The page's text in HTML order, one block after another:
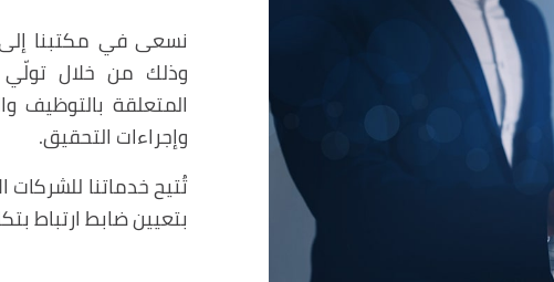
نسعى في مكتبنا إلى
وذلك من خلال تولّي
المتعلقة بالتوظيف
وإجراءات التحقيق.
تُتيح خدماتنا
بتعيين ضابط ارتباط